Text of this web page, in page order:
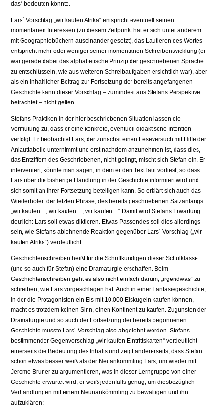
das“ bedeuten könnte.
Lars´ Vorschlag „wir kaufen Afrika“ entspricht eventuell seinen
momentanen Interessen (zu diesem Zeitpunkt hat er sich unter anderem
mit Geographiebüchern auseinander gesetzt), das Lautieren des Wortes
entspricht mehr oder weniger seiner momentanen Schreibentwicklung (er
war gerade dabei das alphabetische Prinzip der geschriebenen Sprache
zu entschlüsseln, wie aus weiteren Schreibaufgaben ersichtlich war), aber
als ein inhaltlicher Beitrag zur Fortsetzung der bereits angefangenen
Geschichte kann dieser Vorschlag – zumindest aus Stefans Perspektive
betrachtet – nicht gelten.
Stefans Praktiken in der hier beschriebenen Situation lassen die
Vermutung zu, dass er eine konkrete, eventuell didaktische Intention
verfolgt. Er beobachtet Lars, der zunächst einen Leseversuch mit Hilfe der
Anlauttabelle unternimmt und erst nachdem anzunehmen ist, dass dies,
das Entziffern des Geschriebenen, nicht gelingt, mischt sich Stefan ein. Er
interveniert, könnte man sagen, in dem er den Text laut vorliest, so dass
Lars über die bisherige Handlung in der Geschichte informiert wird und
sich somit an ihrer Fortsetzung beteiligen kann. So erklärt sich auch das
Wiederholen der letzten Phrase, des bereits geschriebenen Satzanfangs:
„wir kaufen…, wir kaufen…, wir kaufen…“ Damit wird Stefans Erwartung
deutlich: Lars soll etwas diktieren. Etwas Passendes soll dies allerdings
sein, wie Stefans ablehnende Reaktion gegenüber Lars´ Vorschlag („wir
kaufen Afrika“) verdeutlicht.
Geschichtenschreiben heißt für die Schriftkundigen dieser Schulklasse
(und so auch für Stefan) eine Dramaturgie erschaffen. Beim
Geschichtenschreiben geht es also nicht einfach darum, „irgendwas“ zu
schreiben, wie Lars vorgeschlagen hat. Auch in einer Fantasiegeschichte,
in der die Protagonisten ein Eis mit 10.000 Eiskugeln kaufen können,
macht es trotzdem keinen Sinn, einen Kontinent zu kaufen. Zugunsten der
Dramaturgie und so auch der Fortsetzung der bereits begonnenen
Geschichte musste Lars´ Vorschlag also abgelehnt werden. Stefans
bestimmender Gegenvorschlag „wir kaufen Eintrittskarten“ verdeutlicht
einerseits die Bedeutung des Inhalts und zeigt andererseits, dass Stefan
schon etwas besser weiß als der Neuankömmling Lars, um wieder mit
Jerome Bruner zu argumentieren, was in dieser Lerngruppe von einer
Geschichte erwartet wird, er weiß jedenfalls genug, um diesbezüglich
Verhandlungen mit einem Neunankömmling zu bewältigen und ihn
aufzuklären: